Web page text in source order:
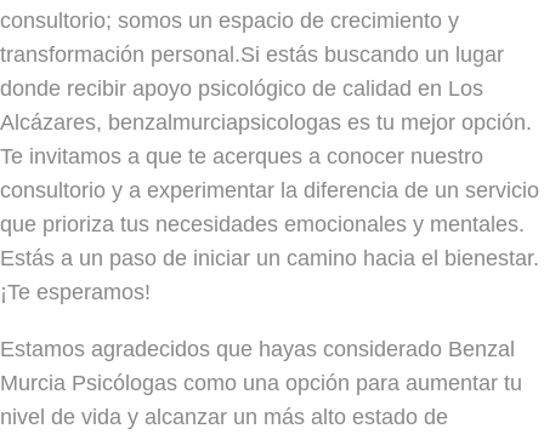
consultorio; somos un espacio de crecimiento y
transformación personal.Si estás buscando un lugar
donde recibir apoyo psicológico de calidad en Los
Alcázares, benzalmurciapsicologas es tu mejor opción.
Te invitamos a que te acerques a conocer nuestro
consultorio y a experimentar la diferencia de un servicio
que prioriza tus necesidades emocionales y mentales.
Estás a un paso de iniciar un camino hacia el bienestar.
¡Te esperamos!
Estamos agradecidos que hayas considerado Benzal
Murcia Psicólogas como una opción para aumentar tu
nivel de vida y alcanzar un más alto estado de